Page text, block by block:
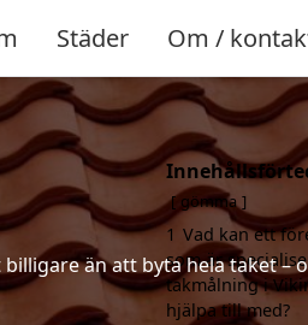
Städer Om /
än att byta hela taket –
gömma
1 Vad kan ett
som är
takmålning i
hjälpa till med?